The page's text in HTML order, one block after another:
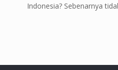
Indonesia? Sebenarnya